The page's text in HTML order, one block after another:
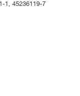
1, 45236119-7